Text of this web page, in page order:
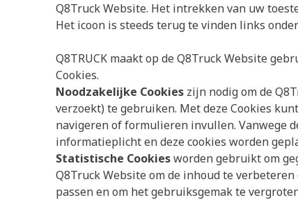
Q8Truck Website. Het intrekken van uw
Het icoon is steeds terug te vinden links
Q8TRUCK maakt op de Q8Truck Website
Cookies.
Noodzakelijke Cookies zijn nodig om de
verzoekt) te gebruiken. Met deze Cookies
navigeren of formulieren invullen. Vanwege
informatieplicht en deze cookies worden
Statistische Cookiesworden gebruikt om
Q8Truck Website om de inhoud te
passen en om het gebruiksgemak te